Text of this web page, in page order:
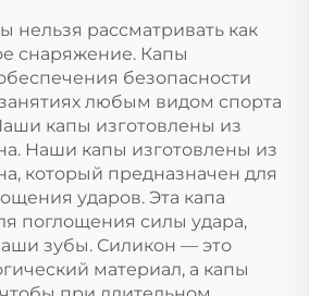
оптом
нельзя рассматривать как
снаряжение. Капы
безопасности
любым видом спорта
капы изготовлены из
Наши капы изготовлены из
который предназначен для
ударов. Эта капа
поглощения силы удара,
зубы. Силикон — это
материал, а капы